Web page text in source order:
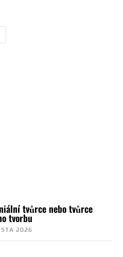
tvůrce nebo tvůrce
tvorbu
2026